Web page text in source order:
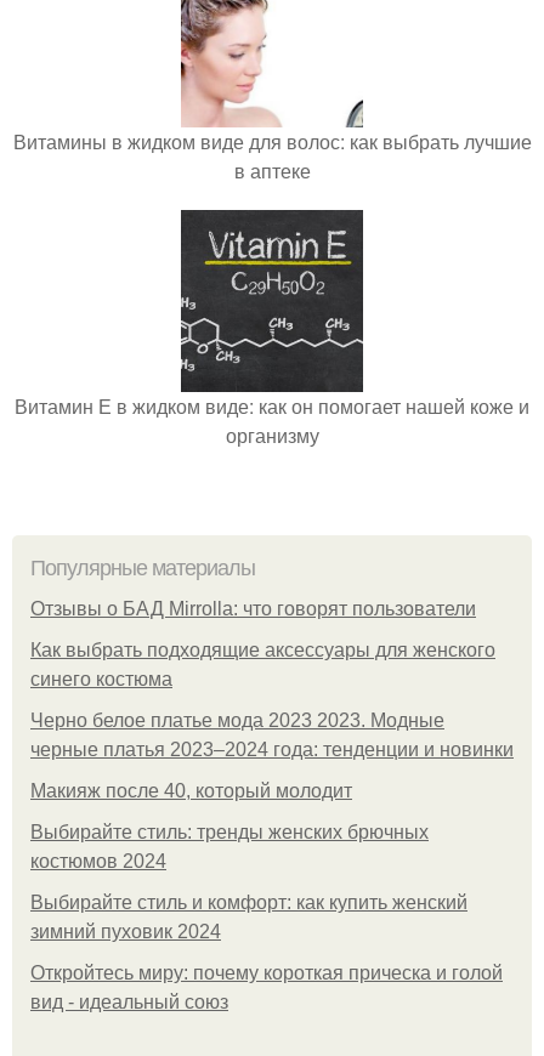
Витамины в жидком виде для волос: как выбрать лучшие
в аптеке
Витамин Е в жидком виде: как он помогает нашей коже и
организму
Популярные материалы
Отзывы о БАД Mirrolla: что говорят пользователи
Как выбрать подходящие аксессуары для женского
синего костюма
Черно белое платье мода 2023 2023. Модные
черные платья 2023–2024 года: тенденции и новинки
Макияж после 40, который молодит
Выбирайте стиль: тренды женских брючных
костюмов 2024
Выбирайте стиль и комфорт: как купить женский
зимний пуховик 2024
Откройтесь миру: почему короткая прическа и голой
вид - идеальный союз